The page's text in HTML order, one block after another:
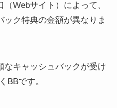
Webサイト）によって、
ク特典の金額が異なりま
なキャッシュバックが受け
BBです。